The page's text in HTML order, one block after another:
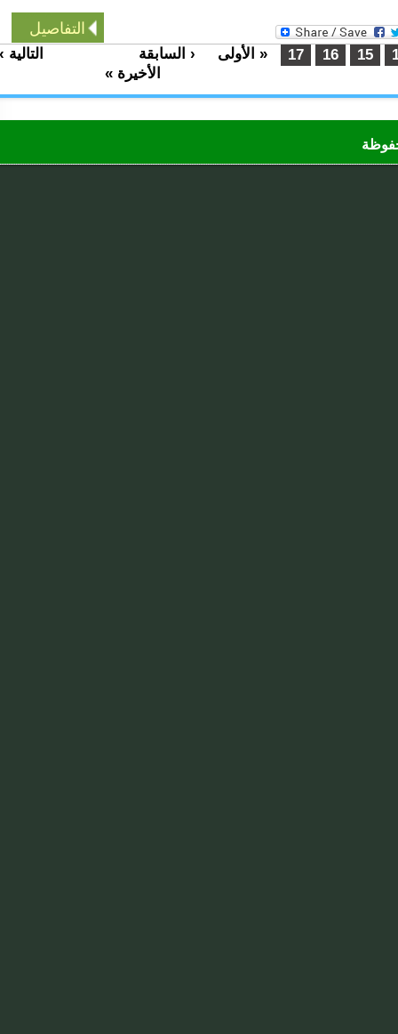
التفاصيل
« الأولى ‹ السابقة
التالية ›
الأخيرة »